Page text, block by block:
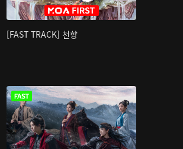
[FAST TRACK] 천향